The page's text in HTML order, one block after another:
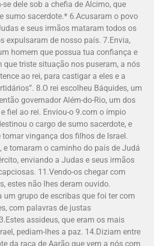
se dele sob a chefia de Alcimo, que
sumo sacerdote.* 6.Acusaram o povo
e seus irmãos mataram todos os
expulsaram de nosso país. 7.Envia,
homem que possua tua confiança e
que triste situação nos puseram, a nós
ao rei, para castigar a eles e a
8.O rei escolheu Báquides, um
governador Além-do-Rio, um dos
fiel ao rei. Enviou-o 9.com o ímpio
o cargo de sumo sacerdote, e
tomar vingança dos filhos de Israel.
e tomaram o caminho do país de Judá
envian­do a Judas e seus irmãos
11.Vendo-os chegar com
estes não lhes deram ouvido.
um grupo de escribas que foi ter com
com palavras de justas
assideus, que eram os mais
pediam-lhes a paz. 14.Diziam entre
da raça de Aarão que vem a nós com